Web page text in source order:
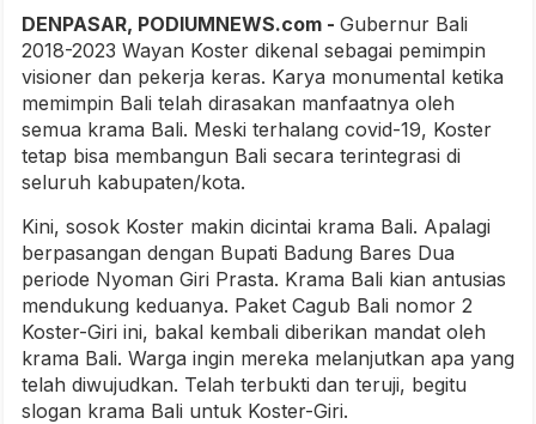
DENPASAR, PODIUMNEWS.com - Gubernur Bali
2018-2023 Wayan Koster dikenal sebagai pemimpin
visioner dan pekerja keras. Karya monumental ketika
memimpin Bali telah dirasakan manfaatnya oleh
semua krama Bali. Meski terhalang covid-19, Koster
tetap bisa membangun Bali secara terintegrasi di
seluruh kabupaten/kota.
Kini, sosok Koster makin dicintai krama Bali. Apalagi
berpasangan dengan Bupati Badung Bares Dua
periode Nyoman Giri Prasta. Krama Bali kian antusias
mendukung keduanya. Paket Cagub Bali nomor 2
Koster-Giri ini, bakal kembali diberikan mandat oleh
krama Bali. Warga ingin mereka melanjutkan apa yang
telah diwujudkan. Telah terbukti dan teruji, begitu
slogan krama Bali untuk Koster-Giri.